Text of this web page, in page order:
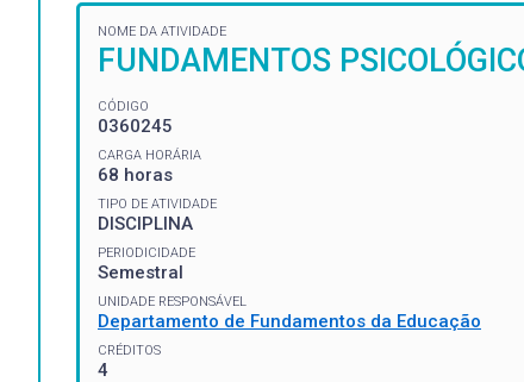
NOME DA ATIVIDADE
FUNDAMENTOS
CÓDIGO
0360245
CARGA HORÁRIA
68 horas
TIPO DE ATIVIDADE
DISCIPLINA
PERIODICIDADE
Semestral
UNIDADE RESPONSÁVEL
Departamento de Fundamentos da Educação
CRÉDITOS
4